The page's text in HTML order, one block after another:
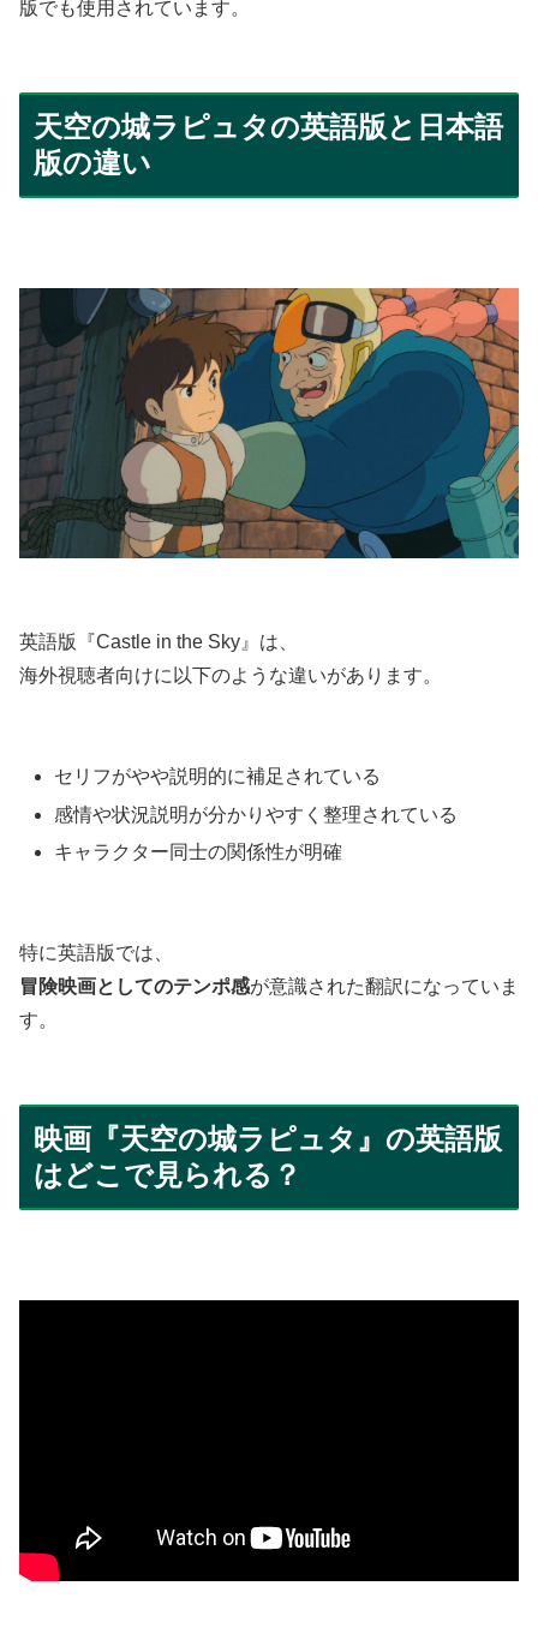
版でも使用されています。
天空の城ラピュタの英語版と日本語
版の違い
英語版『Castle in the Sky』は、
海外視聴者向けに以下のような違いがあります。
セリフがやや説明的に補足されている
感情や状況説明が分かりやすく整理されている
キャラクター同士の関係性が明確
特に英語版では、
冒険映画としてのテンポ感が意識された翻訳になっていま
す。
映画『天空の城ラピュタ』の英語版
はどこで見られる？